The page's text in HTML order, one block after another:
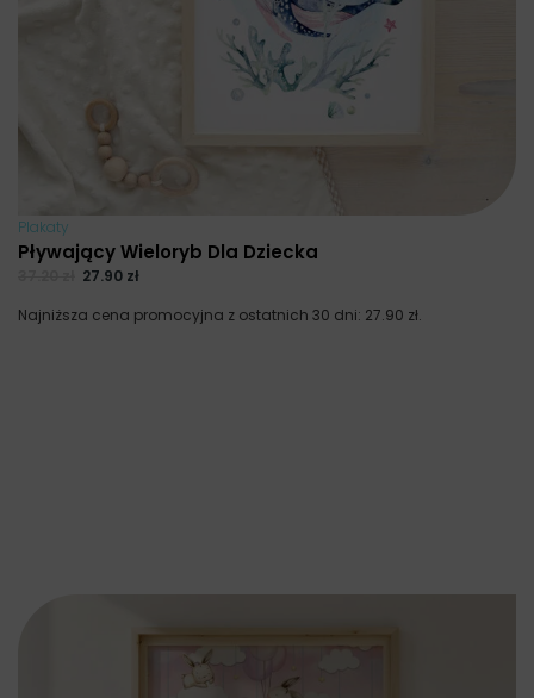
Plakaty
Pływający Wieloryb Dla Dziecka
27.90 zł
Najniższa cena promocyjna z ostatnich 30 dni: 27.90 zł.